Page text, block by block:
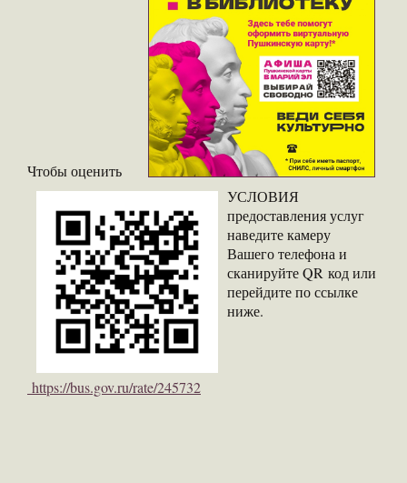
Чтобы оценить
УСЛОВИЯ
предоставления услуг
наведите камеру
Вашего телефона и
сканируйте QR код или
перейдите по ссылке
ниже.
https://bus.gov.ru/rate/245732